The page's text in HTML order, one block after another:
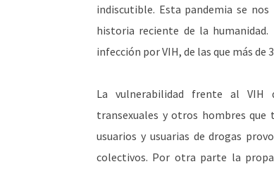
indiscutible. Esta pandemia se
historia reciente de la
infección por VIH, de las que más
La vulnerabilidad frente al VIH
transexuales y otros hombres que
usuarios y usuarias de drogas
colectivos. Por otra parte la